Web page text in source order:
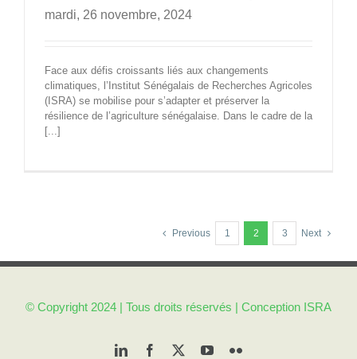
mardi, 26 novembre, 2024
Face aux défis croissants liés aux changements
climatiques, l’Institut Sénégalais de Recherches Agricoles
(ISRA) se mobilise pour s’adapter et préserver la
résilience de l’agriculture sénégalaise. Dans le cadre de la
[...]
Previous 1 2 3 Next
© Copyright 2024 | Tous droits réservés | Conception ISRA
LinkedInFacebook YouTubeFlickr